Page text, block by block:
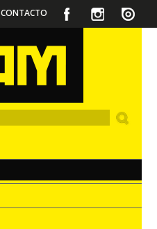
CONTACTO